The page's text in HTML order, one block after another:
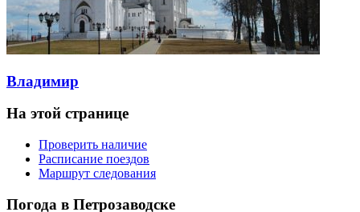
Владимир
На этой странице
Проверить наличие
Расписание поездов
Маршрут следования
Погода в Петрозаводске